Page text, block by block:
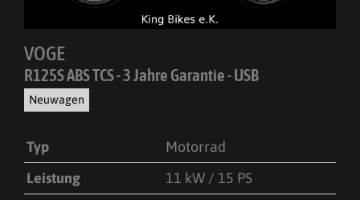
VOGE
R125S ABS TCS - 3 Jahre Garantie - USB
Neuwagen
Typ
Motorrad
Leistung
11 kW / 15 PS